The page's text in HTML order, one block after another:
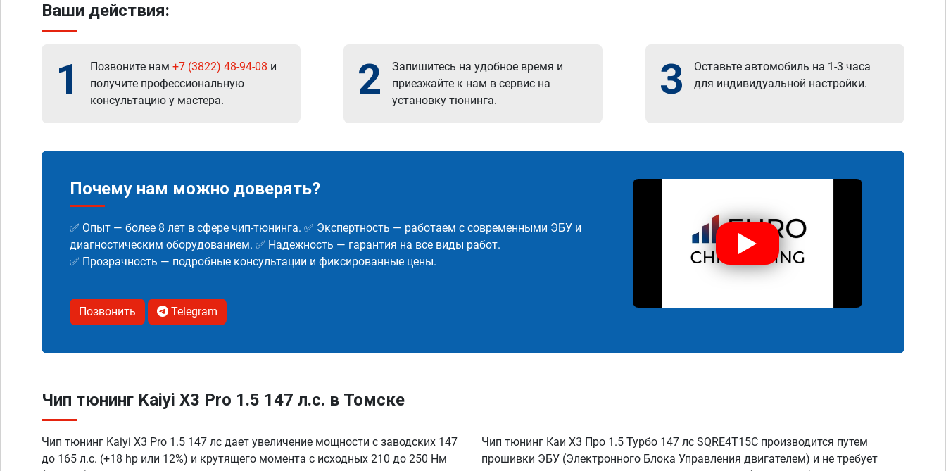
Ваши действия:
1 Позвоните нам +7 (3822) 48-94-08 и
получите профессиональную
консультацию у мастера.
2
Запишитесь на удобное время и
приезжайте к нам в сервис на
установку тюнинга.
3
Оставьте автомобиль на 1-3 часа
для индивидуальной настройки.
Почему нам можно доверять?
✅ Опыт — более 8 лет в сфере чип-тюнинга. ✅ Экспертность — работаем с современными ЭБУ и
диагностическим оборудованием. ✅ Надежность — гарантия на все виды работ.
✅ Прозрачность — подробные консультации и фиксированные цены.
Позвонить Telegram
Чип тюнинг Kaiyi X3 Pro 1.5 147 л.с. в Томске
Чип тюнинг Kaiyi X3 Pro 1.5 147 лс дает увеличение мощности с заводских 147
до 165 л.с. (+18 hp или 12%) и крутящего момента с исходных 210 до 250 Нм
Чип тюнинг Каи Х3 Про 1.5 Турбо 147 лс SQRE4T15C производится путем
прошивки ЭБУ (Электронного Блока Управления двигателем) и не требует